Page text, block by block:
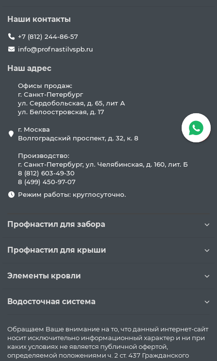
Наши контакты
+7 (812) 244-86-57
info@profnastilvspb.ru
Наш адрес
Офисы продаж:
г. Санкт-Петербург
ул. Сердобольская, д. 65, лит А
ул. Белоостровская, д. 17
г. Москва
Волгоградский проспект, д. 32, к. 8
Производство:
г. Санкт-Петербург, ул. Челябинская, д. 160, лит. Б
8 (812) 603-49-30
8 (499) 450-97-07
Режим работы: круглосуточно.
Профнастил для забора
Профнастил для крыши
Элементы кровли
Водосточная система
Обращаем Ваше внимание на то, что данный интернет-сайт
носит исключительно информационный характер и ни при
каких условиях не является публичной офертой,
определяемой положениями ч. 2 ст. 437 Гражданского